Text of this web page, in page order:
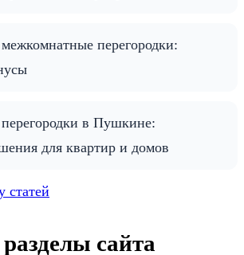
перегородки:
в Пушкине:
для квартир и домов
статей
сайта